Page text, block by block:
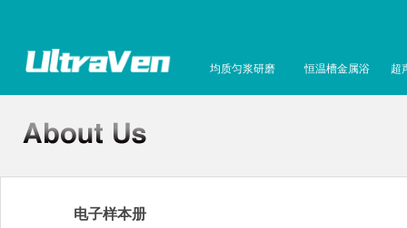
均质匀浆研磨 恒温槽金属浴 超
电子样本册